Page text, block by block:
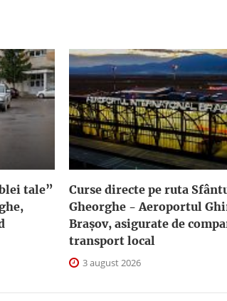
tale”
Curse directe pe ruta
Gheorghe - Aeroportul
Braşov, asigurate de
transport local
3 august 2026